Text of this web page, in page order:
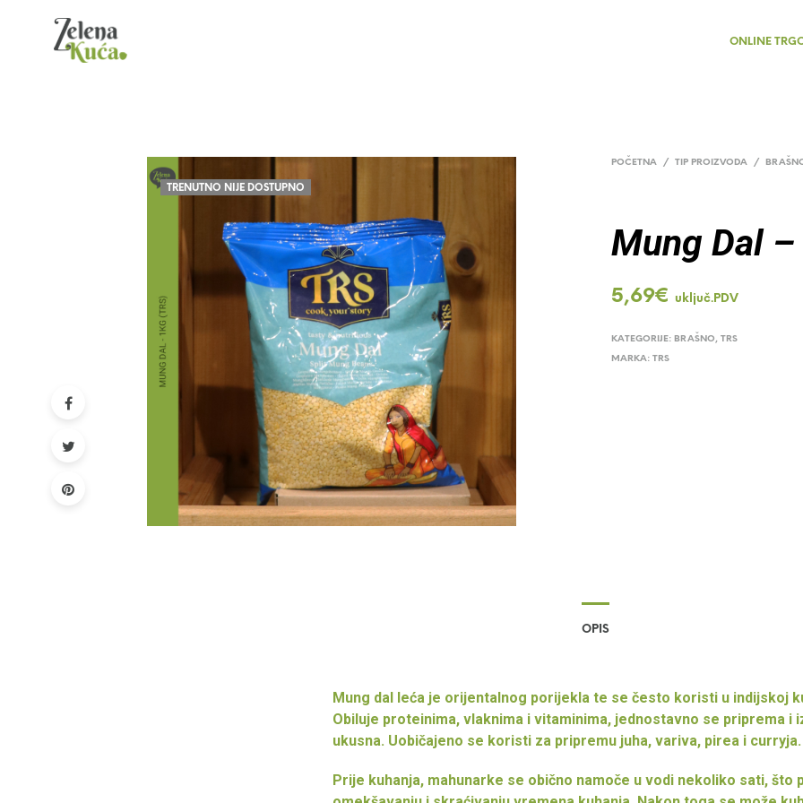
ONLINE
TRENUTNO NIJE DOSTUPNO
POČETNA / TIP PROIZVODA /
Mung Dal
5,69€ uključ.PDV
KATEGORIJE: BRAŠNO, TRS
MARKA: TRS
OPIS
Mung dal leća je orijentalnog porijekla te se često koristi u indijskoj
Obiluje proteinima, vlaknima i vitaminima, jednostavno se priprema i
ukusna. Uobičajeno se koristi za pripremu juha, variva, pirea i curryja.
Prije kuhanja, mahunarke se obično namoče u vodi nekoliko sati, što